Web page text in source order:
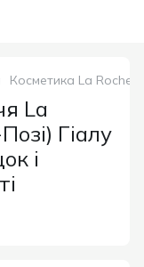
Косметика La Roche-
La
Гіалу
і